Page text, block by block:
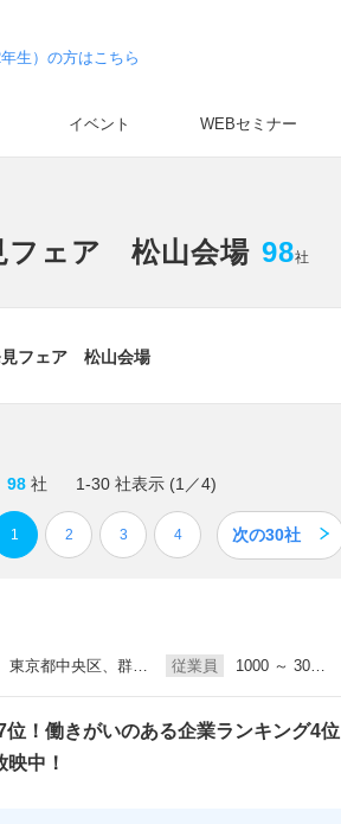
生）の方はこちら
イベント WEBセミナー
フェア 松山会場 98社
フェア 松山会場
98 社 1-30 社表示 (1／4)
1 2 3 4 次の30社
東京都中央区、群馬県桐生市 従業員 1000 ～ 3000人未満
！働きがいのある企業ランキング4位
中！